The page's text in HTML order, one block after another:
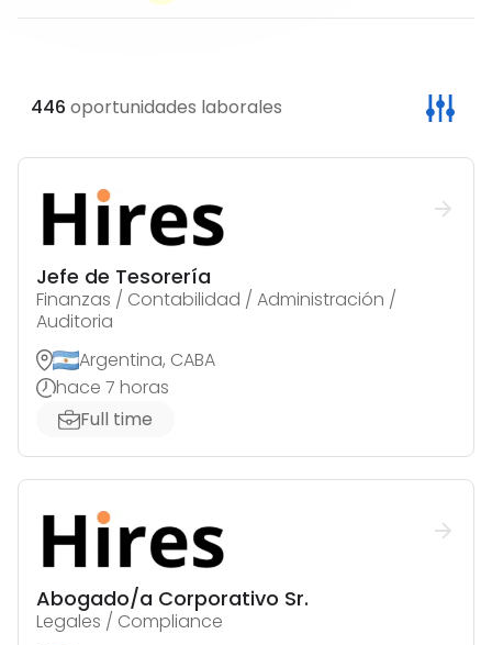
446 oportunidades laborales
Jefe de Tesorería
Finanzas / Contabilidad / Administración /
Auditoria
Argentina, CABA
hace 7 horas
Full time
Abogado/a Corporativo Sr.
Legales / Compliance